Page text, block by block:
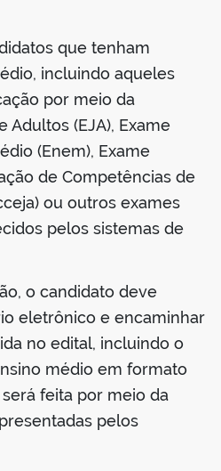
que tenham
incluindo aqueles
por meio da
Adultos (EJA), Exame
(Enem), Exame
de Competências de
ou outros exames
pelos sistemas de
o candidato deve
eletrônico e encaminhar
no edital, incluindo o
médio em formato
feita por meio da
pelos